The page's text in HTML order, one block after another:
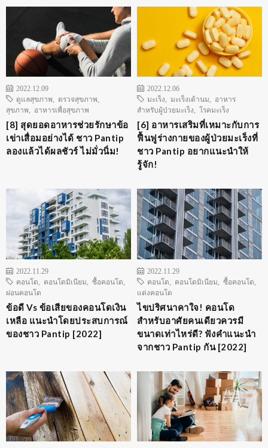
2022.12.09
ดูแลสุขภาพ
ตรวจสุขภาพ
สุขภาพ
อาหารเพื่อสุขภาพ
[8] สุดยอดอาหารช่วยรักษาข้อ
เข่าเสื่อมอย่างได้ ชาว Pantip
ลองแล้วได้ผลชัวร์ ไม่มั่วนิ่ม!
2022.12.06
มะเร็ง
มะเร็งเต้านม
อาหาร
สำหรับผู้ป่วยมะเร็ง
โรคมะเร็ง
[6] อาหารเสริมที่เหมาะกับการ
ฟื้นฟูร่างกายของผู้ป่วยมะเร็งที่
ชาว Pantip อยากแนะนำให้
รู้จัก!
2022.11.29
คอนโด
คอนโดมิเนียม ซื้อคอนโด
ผ่อนคอนโด
ข้อดี Vs ข้อเสียของคอนโดเงิน
เหลือ แนะนำโดยประสบการณ์
ของชาว Pantip [2022]
2022.11.29
คอนโด
คอนโดมิเนียม ซื้อคอนโด
แต่งคอนโด
ไขปริศนาคาใจ! คอนโด
สำหรับอาศัยคนเดียวควรมี
ขนาดเท่าไหร่ดี? ฟังคำแนะนำ
จากชาว Pantip กัน [2022]